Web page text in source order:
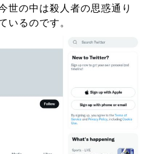
世の中は殺人者の思惑通り
いるのです。